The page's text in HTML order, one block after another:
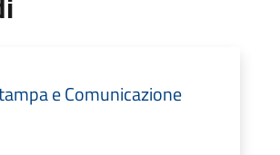
e Comunicazione